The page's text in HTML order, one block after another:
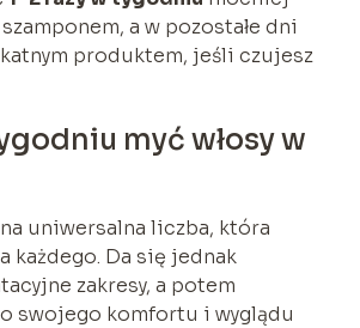
a w pozostałe dni
produktem, jeśli czujesz
myć włosy w
uniwersalna liczba, która
każdego. Da się jednak
zakresy, a potem
swojego komfortu i wyglądu